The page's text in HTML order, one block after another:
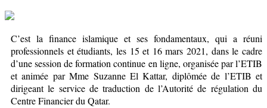
C’est la finance islamique et ses fondamentaux, qui a réuni
professionnels et étudiants, les 15 et 16 mars 2021, dans le cadre
d’une session de formation continue en ligne, organisée par l’ETIB
et animée par Mme Suzanne El Kattar, diplômée de l’ETIB et
dirigeant le service de traduction de l’Autorité de régulation du
Centre Financier du Qatar.